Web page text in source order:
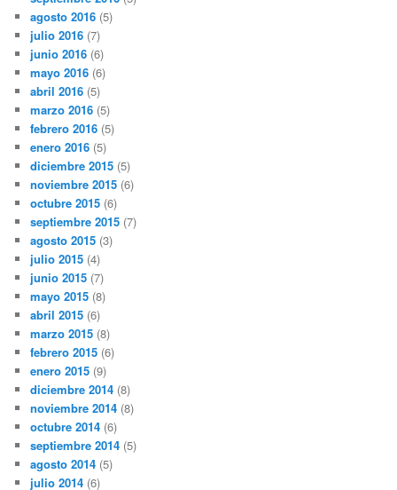
agosto 2016 (5)
julio 2016 (7)
junio 2016 (6)
mayo 2016 (6)
abril 2016 (5)
marzo 2016 (5)
febrero 2016 (5)
enero 2016 (5)
diciembre 2015 (5)
noviembre 2015 (6)
octubre 2015 (6)
septiembre 2015 (7)
agosto 2015 (3)
julio 2015 (4)
junio 2015 (7)
mayo 2015 (8)
abril 2015 (6)
marzo 2015 (8)
febrero 2015 (6)
enero 2015 (9)
diciembre 2014 (8)
noviembre 2014 (8)
octubre 2014 (6)
septiembre 2014 (5)
agosto 2014 (5)
julio 2014 (6)